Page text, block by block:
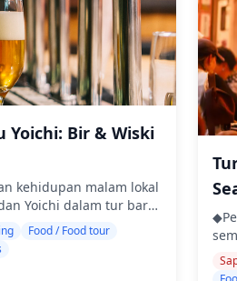
batasan diet. ・
bagi Sanroku-gai,
di area Hokkaido Utara.
usaha termasuk
pub, dan toko
satu distrik kehidupan
・Asahikawa
hidangan lokal yang
yaki (ayam muda
yaki (jeroan
sake bersejarahnya
Kokushi Muso. ・Furano
keju, dan "omu-curry"
menarik karena
・Cicipi sake dan bir
tentang budaya lokal
dan ramah dari
lokal ◆Termasuk
masing dari 3 tempat
malam: hidangan
laut ・Kunjungi 3
makan, izakaya,
pemandu lokal
dan
・Biaya transportasi ・
・Pengeluaran
tur ini adalah 8
oleh
6
Yoichi: Bir & Wiski
kehidupan malam lokal
Yoichi dalam tur bar-
Kunjungi tiga izakaya
menikmati hidangan laut
lokal, dipadukan dengan
Food / Food tour